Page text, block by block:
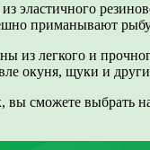
эластичного
приманывают
из легкого и
окуня, щуки и
вы сможете выбрать